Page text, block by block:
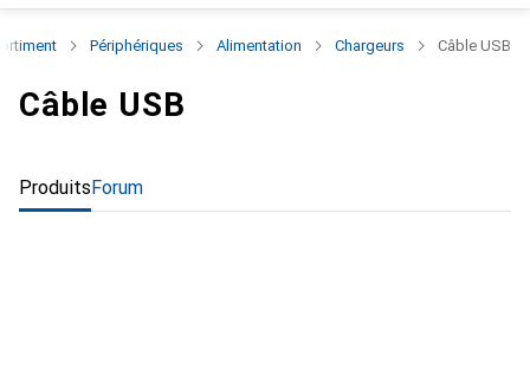
Périphériques Alimentation Chargeurs Câble USB
Câble USB
ProduitsForum